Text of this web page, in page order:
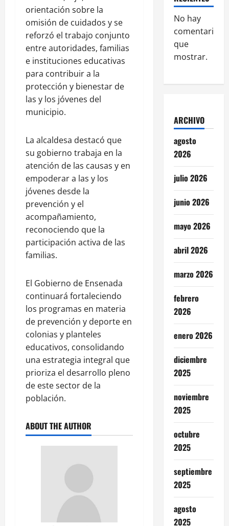
orientación sobre la
omisión de cuidados y se
reforzó el trabajo conjunto
entre autoridades, familias
e instituciones educativas
para contribuir a la
protección y bienestar de
las y los jóvenes del
municipio.
La alcaldesa destacó que
su gobierno trabaja en la
atención de las causas y en
empoderar a las y los
jóvenes desde la
prevención y el
acompañamiento,
reconociendo que la
participación activa de las
familias.
El Gobierno de Ensenada
continuará fortaleciendo
los programas en materia
de prevención y deporte en
colonias y planteles
educativos, consolidando
una estrategia integral que
prioriza el desarrollo pleno
de este sector de la
población.
ABOUT THE AUTHOR
No hay
comentarios
que
mostrar.
ARCHIVO
agosto
2026
julio 2026
junio 2026
mayo 2026
abril 2026
marzo 2026
febrero
2026
enero 2026
diciembre
2025
noviembre
2025
octubre
2025
septiembre
2025
agosto
2025